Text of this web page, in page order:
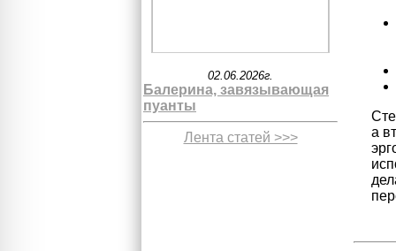
а
02.06.2026г.
Балерина, завязывающая
пуанты
Лента статей >>>